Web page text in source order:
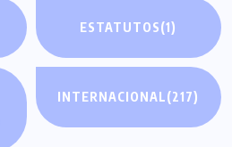
ESTATUTOS(1)
INTERNACIONAL(217)